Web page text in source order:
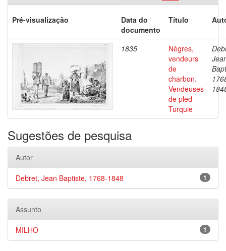
Pré-visualização
Data do
documento
Título
1835
Nègres,
vendeurs
de
charbon.
Vendeuses
de pled
Turquie
Sugestões de pesquisa
Autor
1
Debret, Jean Baptiste, 1768-1848
Assunto
1
MILHO